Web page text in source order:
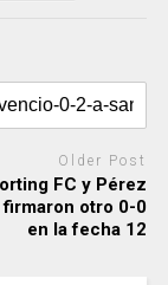
Older Post
FC y Pérez
otro 0-0
en la fecha 12